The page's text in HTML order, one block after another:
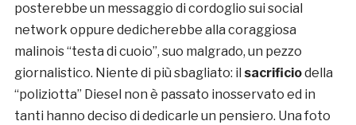
posterebbe un messaggio di cordoglio sui social
network oppure dedicherebbe alla coraggiosa
malinois “testa di cuoio”, suo malgrado, un pezzo
giornalistico. Niente di più sbagliato: il sacrificiodella
“poliziotta” Diesel non è passato inosservato ed in
tanti hanno deciso di dedicarle un pensiero. Una foto